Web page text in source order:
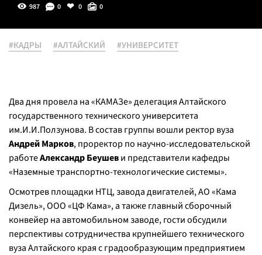
987 0 0 0
#КАДРЫ #АЛТАЙСКИЙ #УНИВЕРСИТЕТ
Два дня провела на «КАМАЗе» делегация Алтайского
государственного технического университета
им.И.И.Ползунова. В состав группы вошли ректор вуза
Андрей Марков, проректор по научно-исследовательской
работеАлександр Беушеви представители кафедры
«Наземные транспортно-технологические системы».
Осмотрев площадки НТЦ, завода двигателей, АО «Кама
Дизель», ООО «ЦФ Кама», а также главный сборочный
конвейер на автомобильном заводе, гости обсудили
перспективы сотрудничества крупнейшего технического
вуза Алтайского края с градообразующим предприятием